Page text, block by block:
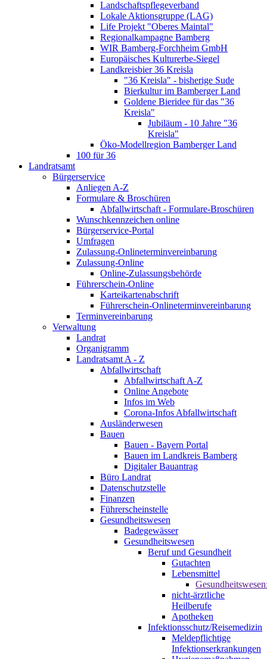
Landschaftspflegeverband
Lokale Aktionsgruppe (LAG)
Life Projekt "Oberes Maintal"
Regionalkampagne Bamberg
WIR Bamberg-Forchheim GmbH
Europäisches Kulturerbe-Siegel
Landkreisbier 36 Kreisla
"36 Kreisla" - bisherige Sude
Bierkultur im Bamberger Land
Goldene Bieridee für das "36
Kreisla"
Jubiläum - 10 Jahre "36
Kreisla"
Öko-Modellregion Bamberger Land
100 für 36
Landratsamt
Bürgerservice
Anliegen A-Z
Formulare & Broschüren
Abfallwirtschaft - Formulare-Broschüren
Wunschkennzeichen online
Bürgerservice-Portal
Umfragen
Zulassung-Onlineterminvereinbarung
Zulassung-Online
Online-Zulassungsbehörde
Führerschein-Online
Karteikartenabschrift
Führerschein-Onlineterminvereinbarung
Terminvereinbarung
Verwaltung
Landrat
Organigramm
Landratsamt A - Z
Abfallwirtschaft
Abfallwirtschaft A-Z
Online Angebote
Infos im Web
Corona-Infos Abfallwirtschaft
Ausländerwesen
Bauen
Bauen - Bayern Portal
Bauen im Landkreis Bamberg
Digitaler Bauantrag
Büro Landrat
Datenschutzstelle
Finanzen
Führerscheinstelle
Gesundheitswesen
Badegewässer
Gesundheitswesen
Beruf und Gesundheit
Gutachten
Lebensmittel
nicht-ärztliche
Heilberufe
Apotheken
Infektionsschutz/Reisemedizin
Meldepflichtige
Infektionserkrankungen